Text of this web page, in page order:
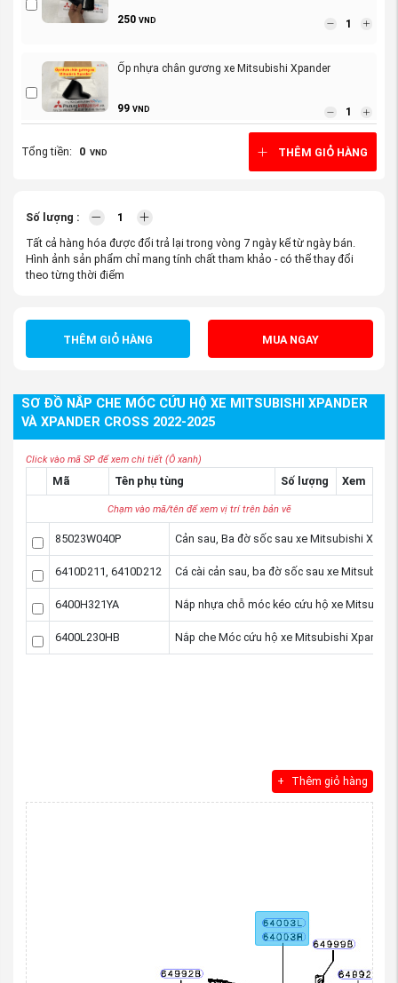
250 VND
Ốp nhựa chân gương xe Mitsubishi Xpander
99 VND
Cản trước, Ba đờ sốc trước xe Mitsubishi ...
Tổng tiền: 0 VND THÊM GIỎ HÀNG
Số lượng :
Tất cả hàng hóa được đổi trả lại trong vòng 7 ngày kể từ ngày bán.
Hình ảnh sản phẩm chỉ mang tính chất tham khảo - có thể thay đổi
theo từng thời điểm
THÊM GIỎ HÀNG MUA NGAY
SƠ ĐỒ NẮP CHE MÓC CỨU HỘ XE MITSUBISHI XPANDER
VÀ XPANDER CROSS 2022-2025
Click vào mã SP để xem chi tiết (Ô xanh)
2
Mã Tên phụ tùng Số lượng Xem
Chạm vào mã/tên để xem vị trí trên bản vẽ
85023W040P Cản sau, Ba đờ sốc sau xe Mitsubishi
6410D211, 6410D212 Cá cài cản sau, ba đờ sốc sau xe Mitsubishi
6400H321YA Nắp nhựa chỗ móc kéo cứu hộ xe
6400L230HB Nắp che Móc cứu hộ xe Mitsubishi Xpander
Thêm giỏ hàng